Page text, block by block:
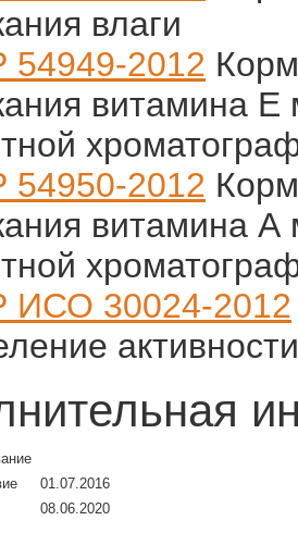
влаги
2012
витамина
2012
витамина
ИСО 30024-2012
01.07.2016
08.06.2020